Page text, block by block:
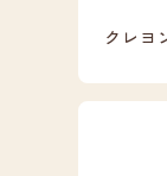
クレヨ